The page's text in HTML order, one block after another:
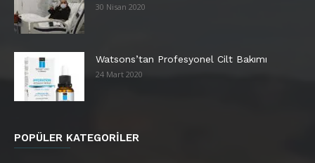
30 Nisan 2020
Watsons’tan Profesyonel Cilt Bakımı
24 Mart 2020
POPÜLER KATEGORİLER